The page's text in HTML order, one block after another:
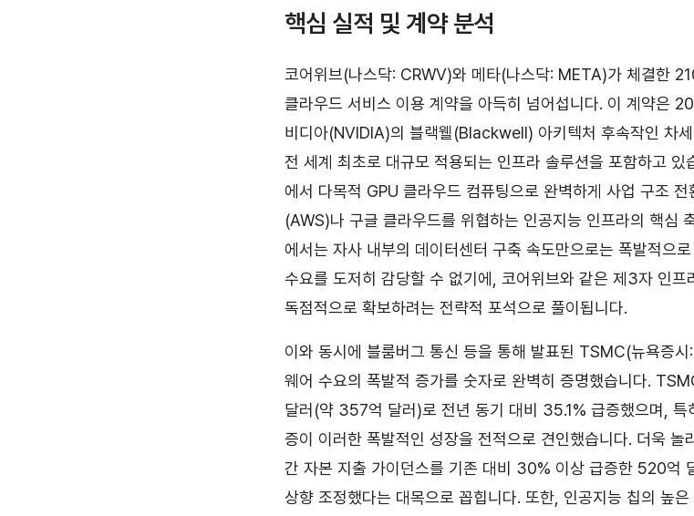
핵심 실적 및 계약 분석
코어위브(나스닥: CRWV)와 메타(나스닥: META)가 체결한
클라우드 서비스 이용 계약을 아득히 넘어섭니다. 이 계약은
비디아(NVIDIA)의 블랙웰(Blackwell) 아키텍처 후속작인 차
전 세계 최초로 대규모 적용되는 인프라 솔루션을 포함하고 있
에서 다목적 GPU 클라우드 컴퓨팅으로 완벽하게 사업 구조
(AWS)나 구글 클라우드를 위협하는 인공지능 인프라의 핵심
에서는 자사 내부의 데이터센터 구축 속도만으로는 폭발적으
수요를 도저히 감당할 수 없기에, 코어위브와 같은 제3자 인프
독점적으로 확보하려는 전략적 포석으로 풀이됩니다.
이와 동시에 블룸버그 통신 등을 통해 발표된 TSMC(뉴욕증
웨어 수요의 폭발적 증가를 숫자로 완벽히 증명했습니다.
달러(약 357억 달러)로 전년 동기 대비 35.1% 급증했으며, 특
증이 이러한 폭발적인 성장을 전적으로 견인했습니다. 더욱
간 자본 지출 가이던스를 기존 대비 30% 이상 급증한 520억
상향 조정했다는 대목으로 꼽힙니다. 또한, 인공지능 칩의 높